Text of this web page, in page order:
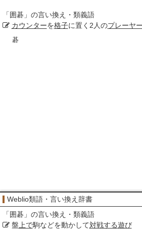
「囲碁 」の言い換え・類義語
カウンターを格子に置く2人のプレーヤー
碁
Weblio類語・言い換え辞書
「囲碁 」の言い換え・類義語
盤上で駒などを動かして対戦する遊び